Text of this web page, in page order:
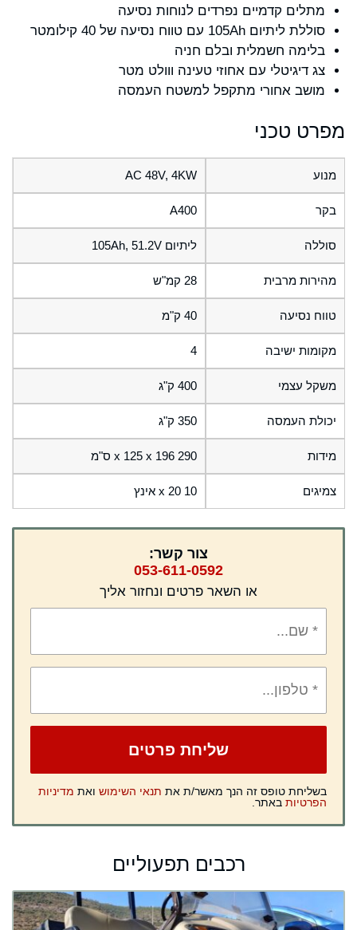
מתלים קדמיים נפרדים לנוחות נסיעה
סוללת ליתיום 105Ah עם טווח נסיעה של 40 קילומטר
בלימה חשמלית ובלם חניה
צג דיגיטלי עם אחוזי טעינה ווולט מטר
מושב אחורי מתקפל למשטח העמסה
מפרט טכני
מנוע AC 48V, 4KW
בקר A400
סוללה ליתיום 105Ah, 51.2V
מהירות מרבית 28 קמ"ש
טווח נסיעה 40 ק"מ
מקומות ישיבה 4
משקל עצמי 400 ק"ג
יכולת העמסה 350 ק"ג
מידות 290 x 125 x 196 ס"מ
צמיגים 10 x 20 אינץ
צור קשר:
053-611-0592
או השאר פרטים ונחזור אליך
בשליחת טופס זה הנך מאשר/ת את תנאי השימוש ואת מדיניות
הפרטיות באתר.
רכבים תפעוליים